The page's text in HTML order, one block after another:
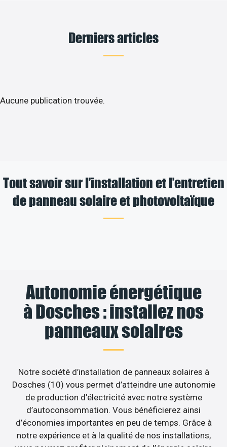
Derniers articles
Aucune publication trouvée.
Tout savoir sur l’installation et l’entretien
de panneau solaire et photovoltaïque
Autonomie énergétique
à Dosches : installez nos
panneaux solaires
Notre société d’installation de panneaux solaires à
Dosches (10) vous permet d’atteindre une autonomie
de production d’électricité avec notre système
d’autoconsommation. Vous bénéficierez ainsi
d’économies importantes en peu de temps. Grâce à
notre expérience et à la qualité de nos installations,